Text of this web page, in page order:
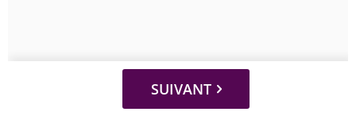
SUIVANT